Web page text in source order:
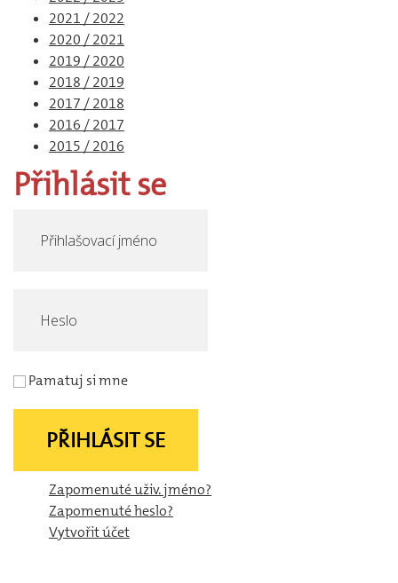
2021 / 2022
2020 / 2021
2019 / 2020
2018 / 2019
2017 / 2018
2016 / 2017
2015 / 2016
Přihlásit se
Pamatuj si mne
PŘIHLÁSIT SE
Zapomenuté uživ. jméno?
Zapomenuté heslo?
Vytvořit účet